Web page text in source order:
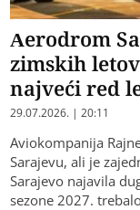
Aerodrom
zimskih
najveći red
29.07.2026. | 20:11
Aviokompanija
Sarajevu, ali je
Sarajevo najavila
sezone 2027.